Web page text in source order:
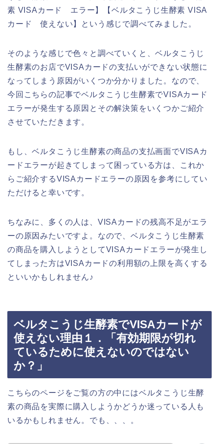
素 VISAカード エラー】【ベルタこうじ生酵素 VISA
カード 使えない】という感じで調べてみました。
そのような感じで色々と調べていくと、ベルタこうじ
生酵素のお店でVISAカードの支払いができない状態に
なってしまう原因がいくつか分かりました。なので、
今回こちらの記事でベルタこうじ生酵素でVISAカード
エラーが発生する原因とその解決策をいくつかご紹介
させていただきます。
もし、ベルタこうじ生酵素の商品の支払画面でVISAカ
ードエラーが起きてしまって困っている方は、これか
らご紹介するVISAカードエラーの原因を参考にしてい
ただけると幸いです。
ちなみに、多くの人は、VISAカードの残高不足がエラ
ーの原因みたいですよ。なので、ベルタこうじ生酵素
の商品を購入しようとしてVISAカードエラーが発生し
てしまった方はVISAカードの利用額の上限を高くする
といいかもしれません♪
ベルタこうじ生酵素でVISAカードが
使えない理由１．「有効期限が切れ
ているために使えないのではない
か？」
こちらのページをご覧の方の中にはベルタこうじ生酵
素の商品を実際に購入しようかどうか迷っている人も
いるかもしれません。でも、、、。